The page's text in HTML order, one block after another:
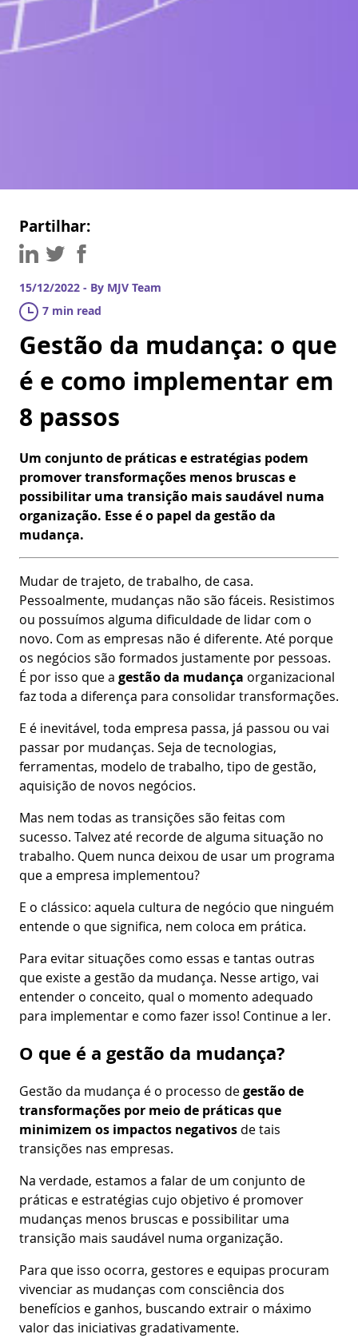
Partilhar:
15/12/2022 - By MJV Team
7 min read
Gestão da mudança: o que
é e como implementar em
8 passos
Um conjunto de práticas e estratégias podem
promover transformações menos bruscas e
possibilitar uma transição mais saudável numa
organização. Esse é o papel da gestão da
mudança.
Mudar de trajeto, de trabalho, de casa.
Pessoalmente, mudanças não são fáceis. Resistimos
ou possuímos alguma dificuldade de lidar com o
novo. Com as empresas não é diferente. Até porque
os negócios são formados justamente por pessoas.
É por isso que a gestão da mudança organizacional
faz toda a diferença para consolidar transformações.
E é inevitável, toda empresa passa, já passou ou vai
passar por mudanças. Seja de tecnologias,
ferramentas, modelo de trabalho, tipo de gestão,
aquisição de novos negócios.
Mas nem todas as transições são feitas com
sucesso. Talvez até recorde de alguma situação no
trabalho. Quem nunca deixou de usar um programa
que a empresa implementou?
E o clássico: aquela cultura de negócio que ninguém
entende o que significa, nem coloca em prática.
Para evitar situações como essas e tantas outras
que existe a gestão da mudança. Nesse artigo, vai
entender o conceito, qual o momento adequado
para implementar e como fazer isso! Continue a ler.
O que é a gestão da mudança?
Gestão da mudança é o processo degestão de
transformações por meio de práticas que
minimizem os impactos negativos de tais
transições nas empresas.
Na verdade, estamos a falar de um conjunto de
práticas e estratégias cujo objetivo é promover
mudanças menos bruscas e possibilitar uma
transição mais saudável numa organização.
Para que isso ocorra, gestores e equipas procuram
vivenciar as mudanças com consciência dos
benefícios e ganhos, buscando extrair o máximo
valor das iniciativas gradativamente.